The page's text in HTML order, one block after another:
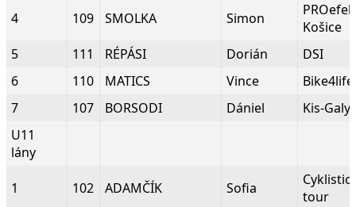
4 109 SMOLKA Simon
Košice
5
111 RÉPÁSI Dorián
DSI
6
110 MATICS Vince
Bike4life
7
107 BORSODI Dániel
Kis-
U11
lány
1 102 ADAMČÍK Sofia
tour